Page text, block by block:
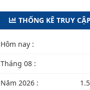
THỐNG KÊ TRUY CẬP
Hôm nay :
Tháng 08 :
Năm 2026 :